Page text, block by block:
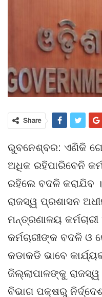
Share
ଭୁବନେଶ୍ବର: ଏଣିକି
ଅଧିକ ରହିପାରିବେନି
ରହିଲେ ବଦଳି କରାଯିବ
ରାଜସ୍ୱ ପ୍ରଶାସନ
ମନ୍ତ୍ରଣାଳୟ
କର୍ମଚାରୀଙ୍କ ବଦଳି ଓ
କଡାକଡି ଭାବେ
ଜିଲ୍ଲାପାଳଙ୍କୁ
ବିଭାଗ ପକ୍ଷରୁ ନିର୍ଦ୍ଦେଶ